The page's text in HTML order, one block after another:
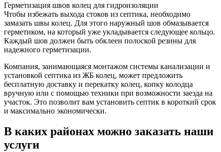
Герметизация швов колец для гидроизоляции
Чтобы избежать выхода стоков из септика, необходимо
замазать швы колец. Для этого наружный шов обмазывается
герметиком, на который уже укладывается следующее кольцо.
Каждый шов должен быть обклеен полоской резины для
надежного герметизации.
Компания, занимающаяся монтажом системы канализации и
установкой септика из ЖБ колец, может предложить
бесплатную доставку и перекатку колец, копку колодца
вручную или с помощью техники при возможности заезда на
участок. Это позволит вам установить септик в короткий срок
и максимально экономически.
В каких районах можно заказать наши
услуги